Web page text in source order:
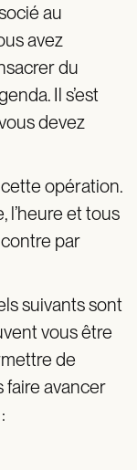
au
avez
du
Il s’est
devez
opération.
l’heure et tous
par
suivants sont
vous être
de
faire avancer